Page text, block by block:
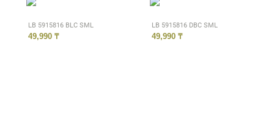
LB 5915816 BLC SML
49,990 ₸
LB 5915816 DBC SML
49,990 ₸